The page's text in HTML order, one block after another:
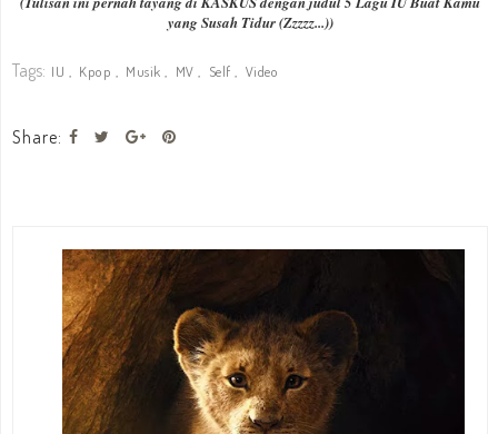
yang Susah Tidur (Zzzzz...))
Tags: IU Kpop Musik MV Self Video
Share: